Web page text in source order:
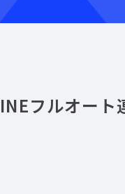
フルオート